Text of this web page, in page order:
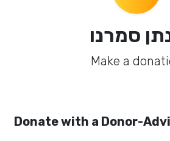
סמרנו
Make a
Donate with a Donor-